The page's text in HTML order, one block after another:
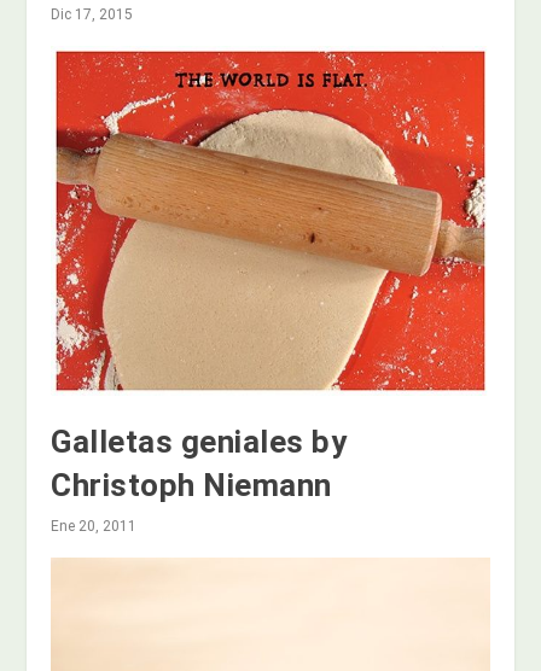
Dic 17, 2015
Galletas geniales by
Christoph Niemann
Ene 20, 2011